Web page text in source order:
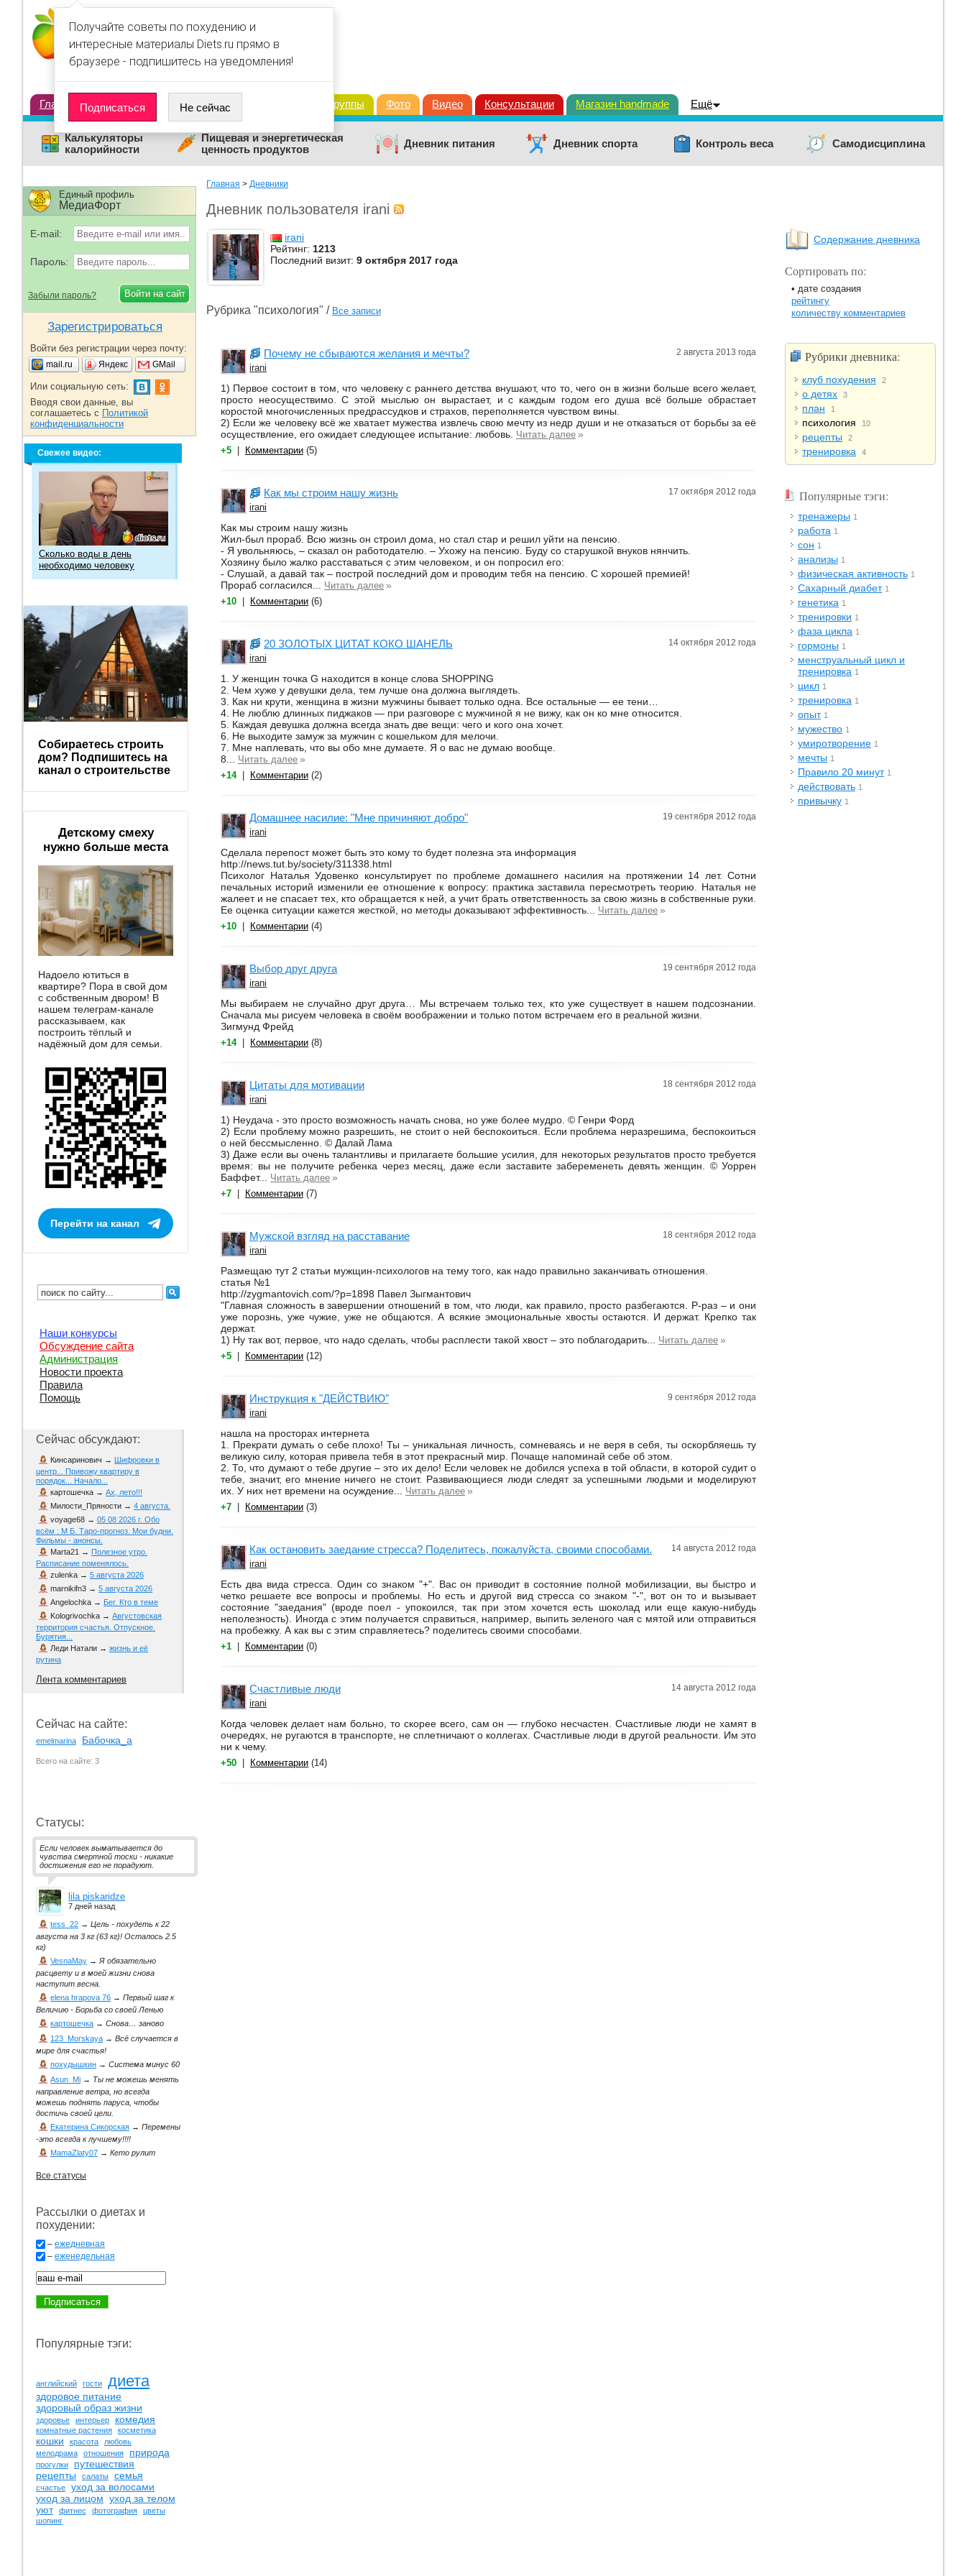
Главная Диеты Статьи Дневники Группы Фото Видео Консультации Магазин handmade Ещё
Калькуляторы
калорийности
Пищевая и энергетическая
ценность продуктов
Дневник питания Дневник спорта Контроль веса Самодисциплина
Главная > Дневники
Дневник пользователя irani
irani
Рейтинг: 1213
Последний визит: 9 октября 2017 года
Рубрика "психология" / Все записи
Почему не сбываются желания и мечты? 2 августа 2013 года
irani
1) Первое состоит в том, что человеку с раннего детства внушают, что то, чего он в жизни больше всего желает,
просто неосуществимо. С этой мыслью он вырастает, и с каждым годом его душа всё больше обрастает
коростой многочисленных предрассудков и страхов, переполняется чувством вины.
2) Если же человеку всё же хватает мужества извлечь свою мечту из недр души и не отказаться от борьбы за её
осуществление, его ожидает следующее испытание: любовь. Читать далее »
+5 Комментарии (5)
Как мы строим нашу жизнь 17 октября 2012 года
irani
Как мы строим нашу жизнь
Жил-был прораб. Всю жизнь он строил дома, но стал стар и решил уйти на пенсию.
- Я увольняюсь, – сказал он работодателю. – Ухожу на пенсию. Буду со старушкой внуков нянчить.
Хозяину было жалко расставаться с этим человеком, и он попросил его:
- Слушай, а давай так – построй последний дом и проводим тебя на пенсию. С хорошей премией!
Прораб согласился... Читать далее »
+10 Комментарии (6)
20 ЗОЛОТЫХ ЦИТАТ КОКО ШАНЕЛЬ 14 октября 2012 года
irani
1. У женщин точка G находится в конце слова SHOPPING
2. Чем хуже у девушки дела, тем лучше она должна выглядеть.
3. Как ни крути, женщина в жизни мужчины бывает только одна. Все остальные — ее тени…
4. Не люблю длинных пиджаков — при разговоре с мужчиной я не вижу, как он ко мне относится.
5. Каждая девушка должна всегда знать две вещи: чего и кого она хочет.
6. Не выходите замуж за мужчин с кошельком для мелочи.
7. Мне наплевать, что вы обо мне думаете. Я о вас не думаю вообще.
8... Читать далее »
+14 Комментарии (2)
Домашнее насилие: "Мне причиняют добро" 19 сентября 2012 года
irani
Сделала перепост может быть это кому то будет полезна эта информация
http://news.tut.by/society/311338.html
Психолог Наталья Удовенко консультирует по проблеме домашнего насилия на протяжении 14 лет. Сотни
печальных историй изменили ее отношение к вопросу: практика заставила пересмотреть теорию. Наталья не
жалеет и не спасает тех, кто обращается к ней, а учит брать ответственность за свою жизнь в собственные руки.
Ее оценка ситуации кажется жесткой, но методы доказывают эффективность... Читать далее »
+10 Комментарии (4)
Выбор друг друга 19 сентября 2012 года
irani
Мы выбираем не случайно друг друга… Мы встречаем только тех, кто уже существует в нашем подсознании.
Сначала мы рисуем человека в своём воображении и только потом встречаем его в реальной жизни.
Зигмунд Фрейд
+14 Комментарии (8)
Цитаты для мотивации 18 сентября 2012 года
irani
1) Неудача - это просто возможность начать снова, но уже более мудро. © Генри Форд
2) Если проблему можно разрешить, не стоит о ней беспокоиться. Если проблема неразрешима, беспокоиться
о ней бессмысленно. © Далай Лама
3) Даже если вы очень талантливы и прилагаете большие усилия, для некоторых результатов просто требуется
время: вы не получите ребенка через месяц, даже если заставите забеременеть девять женщин. © Уоррен
Баффет... Читать далее »
+7 Комментарии (7)
Мужской взгляд на расставание 18 сентября 2012 года
irani
Размещаю тут 2 статьи мужщин-психологов на тему того, как надо правильно заканчивать отношения.
статья №1
http://zygmantovich.com/?p=1898 Павел Зыгмантович
"Главная сложность в завершении отношений в том, что люди, как правило, просто разбегаются. Р-раз – и они
уже порознь, уже чужие, уже не общаются. А всякие эмоциональные хвосты остаются. И держат. Крепко так
держат.
1) Ну так вот, первое, что надо сделать, чтобы расплести такой хвост – это поблагодарить... Читать далее »
+5 Комментарии (12)
Инструкция к "ДЕЙСТВИЮ" 9 сентября 2012 года
irani
нашла на просторах интернета
1. Прекрати думать о себе плохо! Ты – уникальная личность, сомневаясь и не веря в себя, ты оскорбляешь ту
великую силу, которая привела тебя в этот прекрасный мир. Почаще напоминай себе об этом.
2. То, что думают о тебе другие – это их дело! Если человек не добился успеха в той области, в которой судит о
тебе, значит, его мнение ничего не стоит. Развивающиеся люди следят за успешными людьми и моделируют
их. У них нет времени на осуждение... Читать далее »
+7 Комментарии (3)
Как остановить заедание стресса? Поделитесь, пожалуйста, своими способами. 14 августа 2012 года
irani
Есть два вида стресса. Один со знаком "+". Вас он приводит в состояние полной мобилизации, вы быстро и
четко решаете все вопросы и проблемы. Но есть и другой вид стресса со знаком "-", вот он то и вызывает
состояние "заедания" (вроде поел - упокоился, так при этом хочется есть шоколад или еще какую-нибудь
неполезность). Иногда с этим получается справиться, например, выпить зеленого чая с мятой или отправиться
на пробежку. А как вы с этим справляетесь? поделитесь своими способами.
+1 Комментарии (0)
Счастливые люди 14 августа 2012 года
irani
Когда человек делает нам больно, то скорее всего, сам он — глубоко несчастен. Счастливые люди не хамят в
очередях, не ругаются в транспорте, не сплетничают о коллегах. Счастливые люди в другой реальности. Им это
ни к чему.
+50 Комментарии (14)
Содержание дневника
Сортировать по:
• дате создания
рейтингу
количеству комментариев
Рубрики дневника:
клуб похудения 2
о детях 3
план 1
психология 10
рецепты 2
тренировка 4
Популярные тэги:
тренажеры 1
работа 1
сон 1
анализы 1
физическая активность 1
Сахарный диабет 1
генетика 1
тренировки 1
фаза цикла 1
гормоны 1
менструальный цикл и
тренировка 1
цикл 1
тренировка 1
опыт 1
мужество 1
умиротворение 1
мечты 1
Правило 20 минут 1
действовать 1
привычку 1
Единый профиль
МедиаФорт
E-mail:
Пароль:
Забыли пароль?
Зарегистрироваться
Войти без регистрации через почту:
mail.ru Яндекс GMail
Или социальную сеть:
Вводя свои данные, вы
соглашаетесь с Политикой
конфиденциальности
Свежее видео:
Сколько воды в день
необходимо человеку
Собираетесь строить
дом? Подпишитесь на
канал о строительстве
Детскому смеху
нужно больше места
Надоело ютиться в
квартире? Пора в свой дом
с собственным двором! В
нашем телеграм-канале
рассказываем, как
построить тёплый и
надёжный дом для семьи.
Перейти на канал
Наши конкурсы
Обсуждение сайта
Администрация
Новости проекта
Правила
Помощь
Сейчас обсуждают:
Кинсаринович → Шифровки в
центр... Привожу квартиру в
порядок... Начало...
картошечка → Ах, лето!!!
Милости_Пряности → 4 августа.
voyage68 → 05 08 2026 г. Обо
всём : М Б. Таро-прогноз. Мои будни.
Фильмы - анонсы.
Marta21 → Полезное утро.
Расписание поменялось.
zulenka → 5 августа 2026
marnikifn3 → 5 августа 2026
Angelochka → Бег. Кто в теме
Kologrivochka → Августовская
территория счастья. Отпускное.
Бурятия...
Леди Натали → жизнь и её
рутина
Лента комментариев
Сейчас на сайте:
emelmarina Бабочка_а
Всего на сайте: 3
Статусы:
Если человек выматывается до
чувства смертной тоски - никакие
достижения его не порадуют.
lila piskaridze
7 дней назад
tess_22 → Цель - похудеть к 22
августа на 3 кг (63 кг)! Осталось 2.5
кг)
VesnaMay →Я обязательно
расцвету и в моей жизни снова
наступит весна.
elena hrapova 76 → Первый шаг к
Величию - Борьба со своей Ленью
картошечка → Снова… заново
123_Morskaya → Всё случается в
мире для счастья!
похудышкин → Система минус 60
Asun_Mi → Ты не можешь менять
направление ветра, но всегда
можешь поднять паруса, чтобы
достичь своей цели.
Екатерина Сикорская → Перемены
-это всегда к лучшему!!!!
MamaZlaty07 → Кето рулит
Все статусы
Рассылки о диетах и
похудении:
– ежедневная
– еженедельная
Популярные тэги:
английский гости диета
здоровое питание
здоровый образ жизни
здоровье интерьер комедия
комнатные растения косметика
кошки красота
любовь
мелодрама
отношения природа
прогулки
путешествия
рецепты
салаты семья
счастье
уход за волосами
уход за лицом уход за телом
уют
фитнес фотография
цветы
шопинг
Получайте советы по похудению и
интересные материалы Diets.ru прямо в
браузере - подпишитесь на уведомления!
Подписаться Не сейчас